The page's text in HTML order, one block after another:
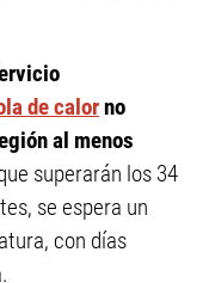
de calorno
al menos
superarán los 34
se espera un
con días